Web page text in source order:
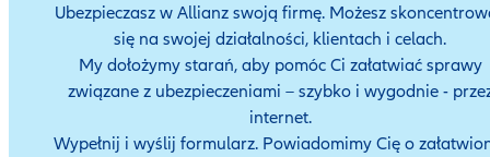
Ubezpieczasz w Allianz swoją firmę. Możesz
się na swojej działalności, klientach i celach.
My dołożymy starań, aby pomóc Ci załatwiać sprawy
związane z ubezpieczeniami – szybko i wygodnie -
internet.
Wypełnij i wyślij formularz. Powiadomimy Cię o